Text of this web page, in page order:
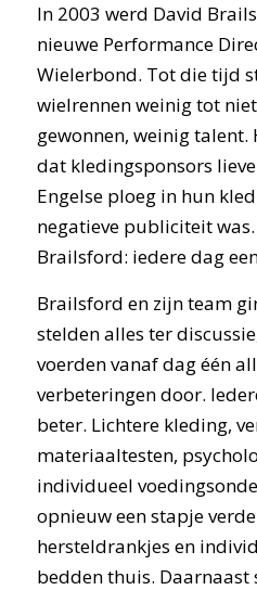
In 2003 werd David
nieuwe Performance
Wielerbond. Tot die tijd
wielrennen weinig tot
gewonnen, weinig talent.
dat kledingsponsors
Engelse ploeg in hun
negatieve publiciteit
Brailsford: iedere dag
Brailsford en zijn team
stelden alles ter
voerden vanaf dag één
verbeteringen door.
beter. Lichtere kleding,
materiaaltesten,
individueel
opnieuw een stapje
hersteldrankjes en
bedden thuis. Daarnaast